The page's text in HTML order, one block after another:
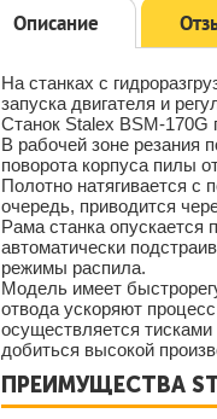
Описание
На станках с
запуска двигателя и
Станок Stalex BSM-170G
В рабочей зоне резания
поворота корпуса пилы
Полотно натягивается
очередь, приводится
Рама станка
автоматически
режимы распила.
Модель имеет
отвода ускоряют
осуществляется
добиться высокой
ПРЕИМУЩЕСТВА